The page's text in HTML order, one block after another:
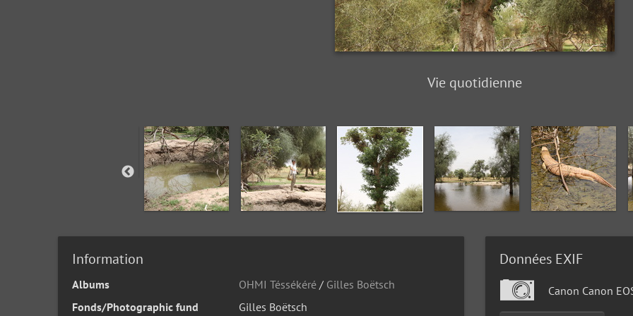
Vie quotidienne
Information
Albums OHMI Téssékéré/ Gilles Boëtsch
Fonds/Photographic fund
Gilles Boëtsch
Données EXIF
Canon Canon